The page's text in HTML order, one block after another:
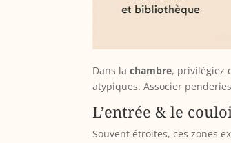
Dans lachambre, privilégiez
atypiques. Associer
L’entrée & le
Souvent étroites, ces zones